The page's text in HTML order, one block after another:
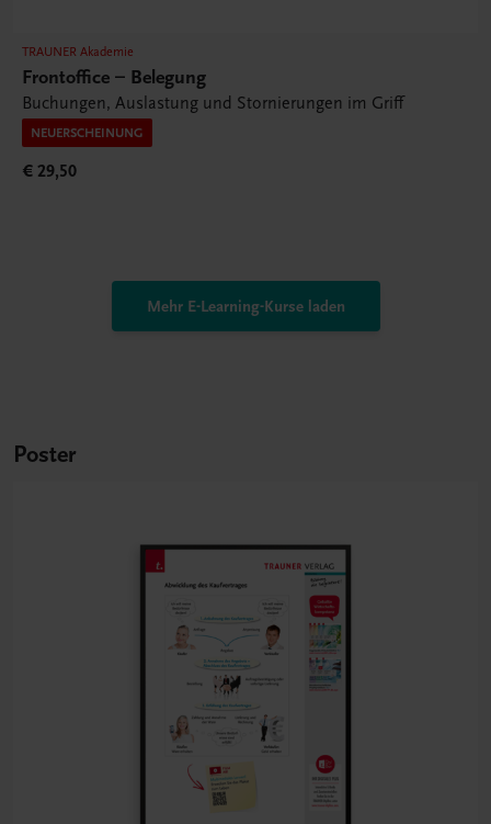
TRAUNER Akademie
Frontoffice – Belegung
Buchungen, Auslastung und Stornierungen im Griff
NEUERSCHEINUNG
€ 29,50
Mehr E-Learning-Kurse laden
Poster